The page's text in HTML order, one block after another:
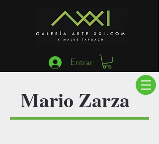
Entrar
Mario Zarza